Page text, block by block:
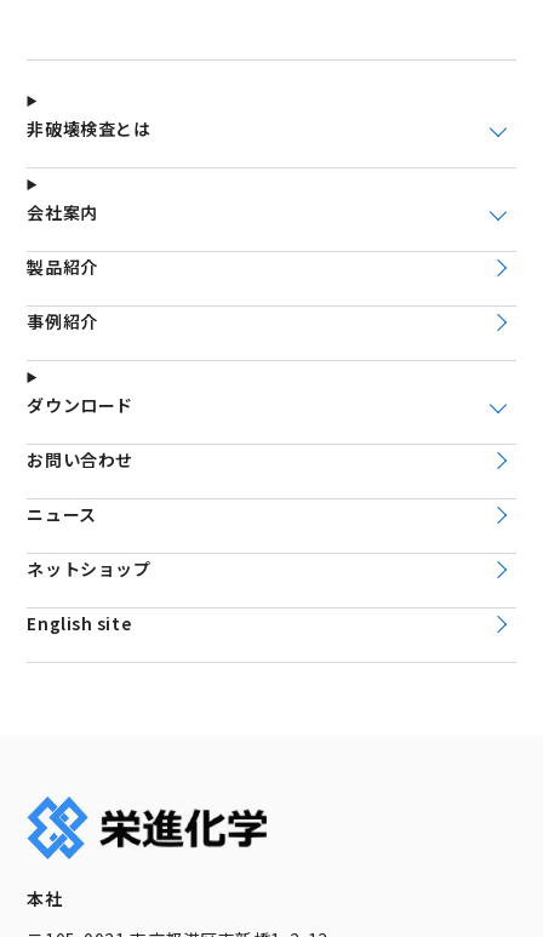
非破壊検査とは
会社案内
製品紹介
事例紹介
ダウンロード
お問い合わせ
ニュース
ネットショップ
English site
本社